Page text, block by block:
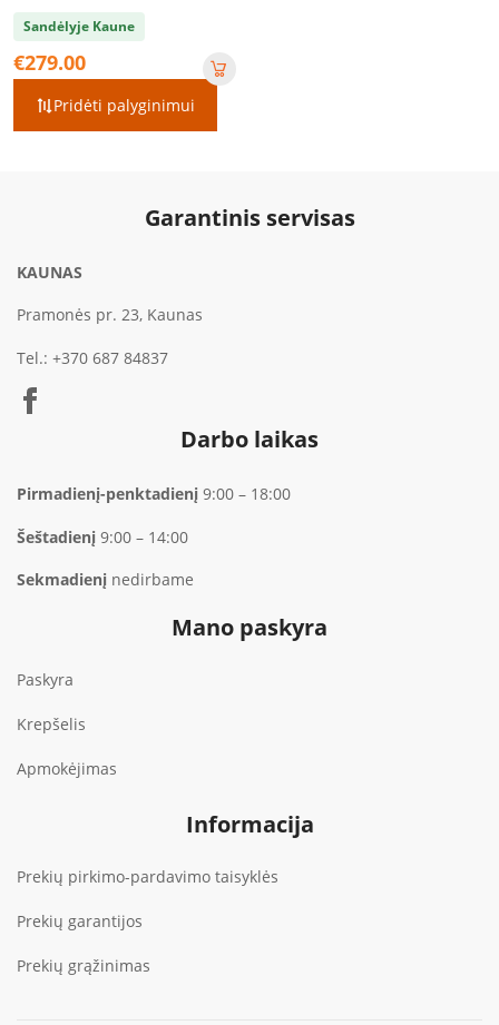
Sandėlyje Kaune
€279.00
Pridėti palyginimui
Garantinis servisas
KAUNAS
Pramonės pr. 23, Kaunas
Tel.: +370 687 84837
Darbo laikas
Pirmadienį-penktadienį 9:00 – 18:00
Šeštadienį 9:00 – 14:00
Sekmadienį nedirbame
Mano paskyra
Paskyra
Krepšelis
Apmokėjimas
Informacija
Prekių pirkimo-pardavimo taisyklės
Prekių garantijos
Prekių grąžinimas